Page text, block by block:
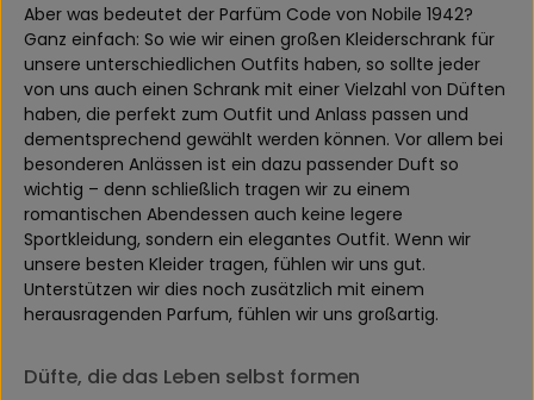
Aber was bedeutet der Parfüm Code von Nobile 1942?
Ganz einfach: So wie wir einen großen Kleiderschrank für
unsere unterschiedlichen Outfits haben, so sollte jeder
von uns auch einen Schrank mit einer Vielzahl von Düften
haben, die perfekt zum Outfit und Anlass passen und
dementsprechend gewählt werden können. Vor allem bei
besonderen Anlässen ist ein dazu passender Duft so
wichtig – denn schließlich tragen wir zu einem
romantischen Abendessen auch keine legere
Sportkleidung, sondern ein elegantes Outfit. Wenn wir
unsere besten Kleider tragen, fühlen wir uns gut.
Unterstützen wir dies noch zusätzlich mit einem
herausragenden Parfum, fühlen wir uns großartig.
Düfte, die das Leben selbst formen